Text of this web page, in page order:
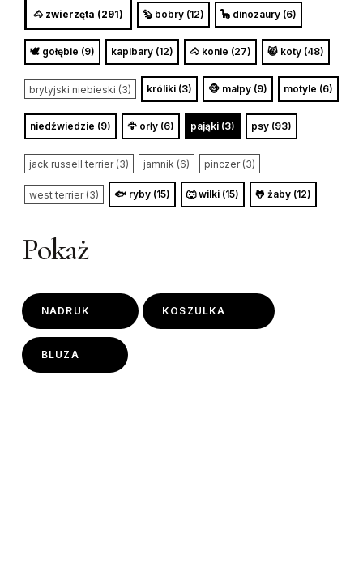
🐴 zwierzęta (291) 🦫 bobry (12) 🦕 dinozaury (6)
🕊️ gołębie (9) kapibary (12) 🐴 konie (27) 😸 koty (48)
brytyjski niebieski (3) króliki (3) 🐵 małpy (9) motyle (6)
niedźwiedzie (9) 🦅 orły (6) pająki (3) psy (93)
jack russell terrier (3) jamnik (6) pinczer (3)
west terrier (3) 🐟 ryby (15) 🐺 wilki (15) 🐸 żaby (12)
Pokaż
NADRUK KOSZULKA
BLUZA